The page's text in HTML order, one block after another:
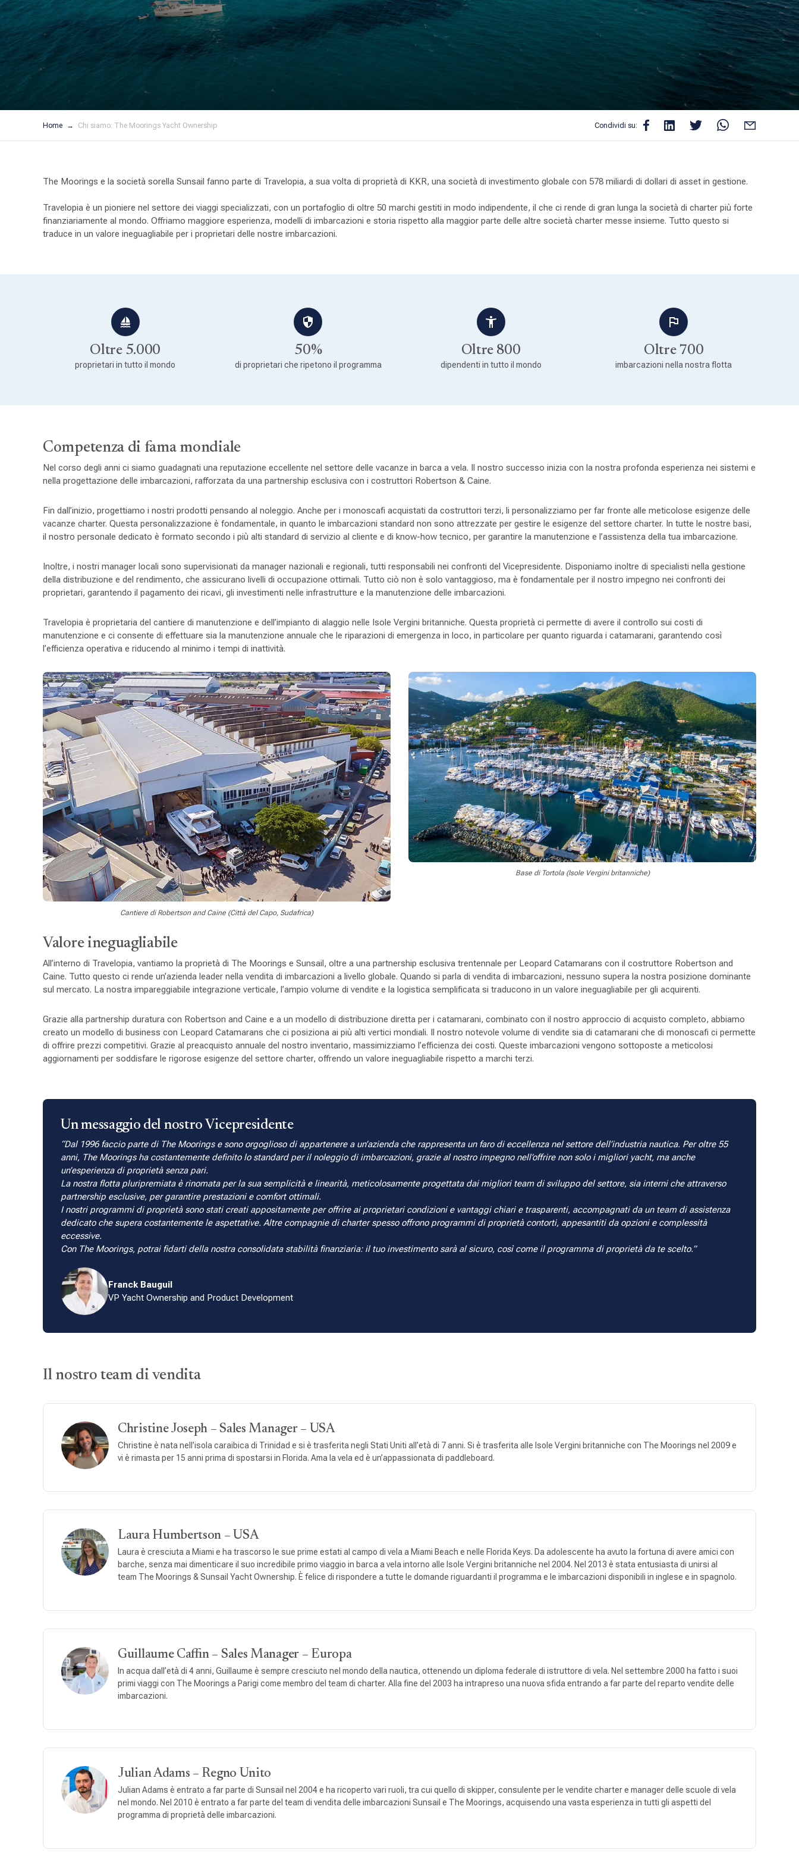
Home Chi siamo: The Moorings Yacht Ownership Condividi su:
The Moorings e la società sorella Sunsail fanno parte di Travelopia, a sua volta di proprietà di KKR, una società di investimento globale con 578 miliardi di dollari di asset in gestione.
Travelopia è un pioniere nel settore dei viaggi specializzati, con un portafoglio di oltre 50 marchi gestiti in modo indipendente, il che ci rende di gran lunga la società di charter più forte
finanziariamente al mondo. Offriamo maggiore esperienza, modelli di imbarcazioni e storia rispetto alla maggior parte delle altre società charter messe insieme. Tutto questo si
traduce in un valore ineguagliabile per i proprietari delle nostre imbarcazioni.
Oltre 5.000
proprietari in tutto il mondo
50%
di proprietari che ripetono il programma
Oltre 800
dipendenti in tutto il mondo
Oltre 700
imbarcazioni nella nostra flotta
Competenza di fama mondiale
Nel corso degli anni ci siamo guadagnati una reputazione eccellente nel settore delle vacanze in barca a vela. Il nostro successo inizia con la nostra profonda esperienza nei sistemi e
nella progettazione delle imbarcazioni, rafforzata da una partnership esclusiva con i costruttori Robertson & Caine.
Fin dall’inizio, progettiamo i nostri prodotti pensando al noleggio. Anche per i monoscafi acquistati da costruttori terzi, li personalizziamo per far fronte alle meticolose esigenze delle
vacanze charter. Questa personalizzazione è fondamentale, in quanto le imbarcazioni standard non sono attrezzate per gestire le esigenze del settore charter. In tutte le nostre basi,
il nostro personale dedicato è formato secondo i più alti standard di servizio al cliente e di know-how tecnico, per garantire la manutenzione e l’assistenza della tua imbarcazione.
Inoltre, i nostri manager locali sono supervisionati da manager nazionali e regionali, tutti responsabili nei confronti del Vicepresidente. Disponiamo inoltre di specialisti nella gestione
della distribuzione e del rendimento, che assicurano livelli di occupazione ottimali. Tutto ciò non è solo vantaggioso, ma è fondamentale per il nostro impegno nei confronti dei
proprietari, garantendo il pagamento dei ricavi, gli investimenti nelle infrastrutture e la manutenzione delle imbarcazioni.
Travelopia è proprietaria del cantiere di manutenzione e dell’impianto di alaggio nelle Isole Vergini britanniche. Questa proprietà ci permette di avere il controllo sui costi di
manutenzione e ci consente di effettuare sia la manutenzione annuale che le riparazioni di emergenza in loco, in particolare per quanto riguarda i catamarani, garantendo così
l’efficienza operativa e riducendo al minimo i tempi di inattività.
Cantiere di Robertson and Caine (Città del Capo, Sudafrica)
Base di Tortola (Isole Vergini britanniche)
Valore ineguagliabile
All’interno di Travelopia, vantiamo la proprietà di The Moorings e Sunsail, oltre a una partnership esclusiva trentennale per Leopard Catamarans con il costruttore Robertson and
Caine. Tutto questo ci rende un’azienda leader nella vendita di imbarcazioni a livello globale. Quando si parla di vendita di imbarcazioni, nessuno supera la nostra posizione dominante
sul mercato. La nostra impareggiabile integrazione verticale, l’ampio volume di vendite e la logistica semplificata si traducono in un valore ineguagliabile per gli acquirenti.
Grazie alla partnership duratura con Robertson and Caine e a un modello di distribuzione diretta per i catamarani, combinato con il nostro approccio di acquisto completo, abbiamo
creato un modello di business con Leopard Catamarans che ci posiziona ai più alti vertici mondiali. Il nostro notevole volume di vendite sia di catamarani che di monoscafi ci permette
di offrire prezzi competitivi. Grazie al preacquisto annuale del nostro inventario, massimizziamo l’efficienza dei costi. Queste imbarcazioni vengono sottoposte a meticolosi
aggiornamenti per soddisfare le rigorose esigenze del settore charter, offrendo un valore ineguagliabile rispetto a marchi terzi.
Un messaggio del nostro Vicepresidente
Dal 1996 faccio parte di The Moorings e sono orgoglioso di appartenere a un’azienda che rappresenta un faro di eccellenza nel settore dell’industria nautica. Per oltre 55
anni, The Moorings ha costantemente definito lo standard per il noleggio di imbarcazioni, grazie al nostro impegno nell’offrire non solo i migliori yacht, ma anche
un’esperienza di proprietà senza pari.
La nostra flotta pluripremiata è rinomata per la sua semplicità e linearità, meticolosamente progettata dai migliori team di sviluppo del settore, sia interni che attraverso
partnership esclusive, per garantire prestazioni e comfort ottimali.
I nostri programmi di proprietà sono stati creati appositamente per offrire ai proprietari condizioni e vantaggi chiari e trasparenti, accompagnati da un team di assistenza
dedicato che supera costantemente le aspettative. Altre compagnie di charter spesso offrono programmi di proprietà contorti, appesantiti da opzioni e complessità
eccessive.
Con The Moorings, potrai fidarti della nostra consolidata stabilità finanziaria: il tuo investimento sarà al sicuro, così come il programma di proprietà da te scelto.
Franck Bauguil
VP Yacht Ownership and Product Development
Il nostro team di vendita
Christine Joseph – Sales Manager – USA
Christine è nata nell’isola caraibica di Trinidad e si è trasferita negli Stati Uniti all’età di 7 anni. Si è trasferita alle Isole Vergini britanniche con The Moorings nel 2009 e
vi è rimasta per 15 anni prima di spostarsi in Florida. Ama la vela ed è un’appassionata di paddleboard.
Laura Humbertson – USA
Laura è cresciuta a Miami e ha trascorso le sue prime estati al campo di vela a Miami Beach e nelle Florida Keys. Da adolescente ha avuto la fortuna di avere amici con
barche, senza mai dimenticare il suo incredibile primo viaggio in barca a vela intorno alle Isole Vergini britanniche nel 2004. Nel 2013 è stata entusiasta di unirsi al
team The Moorings & Sunsail Yacht Ownership. È felice di rispondere a tutte le domande riguardanti il programma e le imbarcazioni disponibili in inglese e in spagnolo.
Guillaume Caffin – Sales Manager – Europa
In acqua dall’età di 4 anni, Guillaume è sempre cresciuto nel mondo della nautica, ottenendo un diploma federale di istruttore di vela. Nel settembre 2000 ha fatto i suoi
primi viaggi con The Moorings a Parigi come membro del team di charter. Alla fine del 2003 ha intrapreso una nuova sfida entrando a far parte del reparto vendite delle
imbarcazioni.
Julian Adams – Regno Unito
Julian Adams è entrato a far parte di Sunsail nel 2004 e ha ricoperto vari ruoli, tra cui quello di skipper, consulente per le vendite charter e manager delle scuole di vela
nel mondo. Nel 2010 è entrato a far parte del team di vendita delle imbarcazioni Sunsail e The Moorings, acquisendo una vasta esperienza in tutti gli aspetti del
programma di proprietà delle imbarcazioni.